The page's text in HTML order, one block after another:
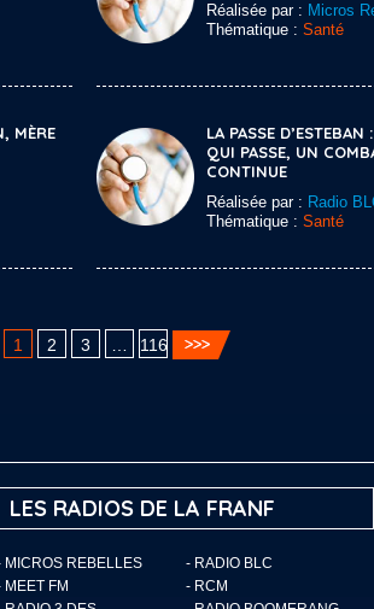
Réalisée par : Micros
Thématique : Santé
MÈRE
LA PASSE D’ESTEBAN
QUI PASSE, UN
CONTINUE
Réalisée par : Radio
Thématique : Santé
1 2 3 116
LES RADIOS DE LA FRANF
MICROS REBELLES
- RADIO BLC
MEET FM
- RCM